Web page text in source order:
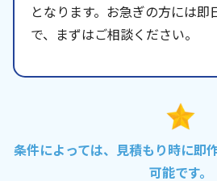
となります。お急ぎの方には即
で、まずはご相談ください。
条件によっては、見積もり時に即
可能です。